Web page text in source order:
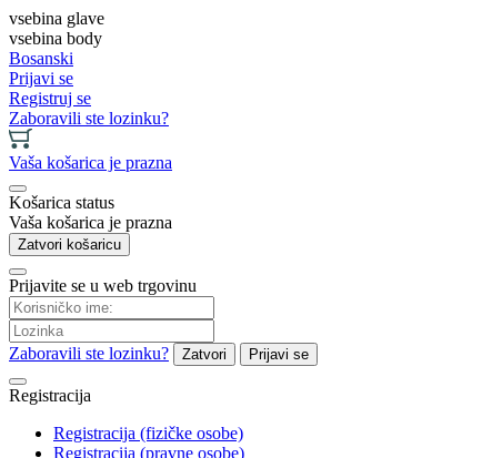
vsebina glave
vsebina body
Bosanski
Prijavi se
Registruj se
Zaboravili ste lozinku?
Vaša košarica je prazna
Košarica status
Vaša košarica je prazna
Zatvori košaricu
Prijavite se u web trgovinu
Zaboravili ste lozinku? Zatvori Prijavi se
Registracija
Registracija (fizičke osobe)
Registracija (pravne osobe)